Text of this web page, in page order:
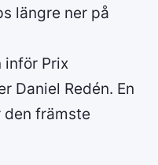
längre ner på
inför Prix
Daniel Redén. En
den främste